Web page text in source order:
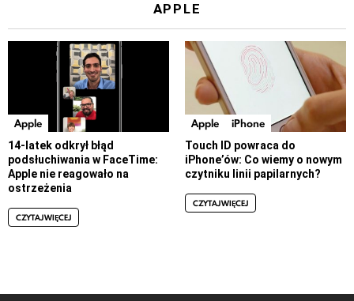
APPLE
Apple
14-latek odkrył błąd
podsłuchiwania w FaceTime:
Apple nie reagowało na
ostrzeżenia
CZYTAJ WIĘCEJ
Apple iPhone
Touch ID powraca do
iPhone’ów: Co wiemy o nowym
czytniku linii papilarnych?
CZYTAJ WIĘCEJ